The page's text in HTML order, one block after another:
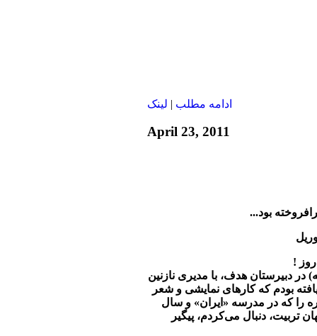
ادامه مطلب | لينک
April 23, 2011
بود...
!
دبیرستان هدف، با مدیری نازنین
بودم که کارهای نمایشی و شعر
را که در مدرسه «ایران» و سال
تربیت، دنبال می‌کردم، پیگیر